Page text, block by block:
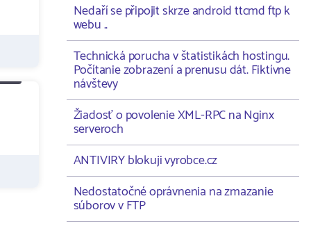
Nedaří se připojit skrze android ttcmd ftp k
webu ..
Technická porucha v štatistikách hostingu.
Počítanie zobrazení a prenusu dát. Fiktívne
návštevy
Žiadosť o povolenie XML-RPC na Nginx
serveroch
ANTIVIRY blokuji vyrobce.cz
Nedostatočné oprávnenia na zmazanie
súborov v FTP